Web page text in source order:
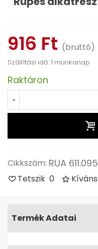
916 Ft (bruttó)
Szállítási idő: 1 munkanap
Raktáron
-
Cikkszám: RUA 611.095
Tetszik 0
Termék Adatai